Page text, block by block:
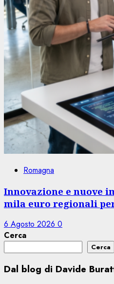
Romagna
Innovazione e nuove
mila euro regionali
6 Agosto 2026 0
Cerca
Cerca
Dal blog di Davide